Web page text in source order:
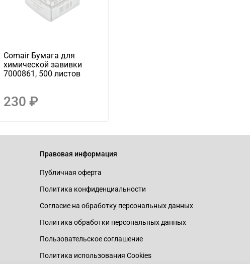
Comair Бумага для
химической завивки
7000861, 500 листов
230 ₽
Правовая информация
Публичная оферта
Политика конфиденциальности
Согласие на обработку персональных данных
Политика обработки персональных данных
Пользовательское соглашение
Политика использования Cookies